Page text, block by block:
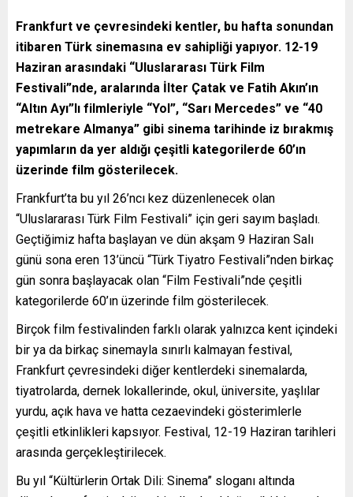
Frankfurt ve çevresindeki kentler, bu hafta sonundan
itibaren Türk sinemasına ev sahipliği yapıyor. 12-19
Haziran arasındaki “Uluslararası Türk Film
Festivali”nde, aralarında İlter Çatak ve Fatih Akın’ın
“Altın Ayı”lı filmleriyle “Yol”, “Sarı Mercedes” ve “40
metrekare Almanya” gibi sinema tarihinde iz bırakmış
yapımların da yer aldığı çeşitli kategorilerde 60’ın
üzerinde film gösterilecek.
Frankfurt’ta bu yıl 26’ncı kez düzenlenecek olan
“Uluslararası Türk Film Festivali” için geri sayım başladı.
Geçtiğimiz hafta başlayan ve dün akşam 9 Haziran Salı
günü sona eren 13’üncü “Türk Tiyatro Festivali”nden birkaç
gün sonra başlayacak olan “Film Festivali”nde çeşitli
kategorilerde 60’ın üzerinde film gösterilecek.
Birçok film festivalinden farklı olarak yalnızca kent içindeki
bir ya da birkaç sinemayla sınırlı kalmayan festival,
Frankfurt çevresindeki diğer kentlerdeki sinemalarda,
tiyatrolarda, dernek lokallerinde, okul, üniversite, yaşlılar
yurdu, açık hava ve hatta cezaevindeki gösterimlerle
çeşitli etkinlikleri kapsıyor. Festival, 12-19 Haziran tarihleri
arasında gerçekleştirilecek.
Bu yıl “Kültürlerin Ortak Dili: Sinema” sloganı altında